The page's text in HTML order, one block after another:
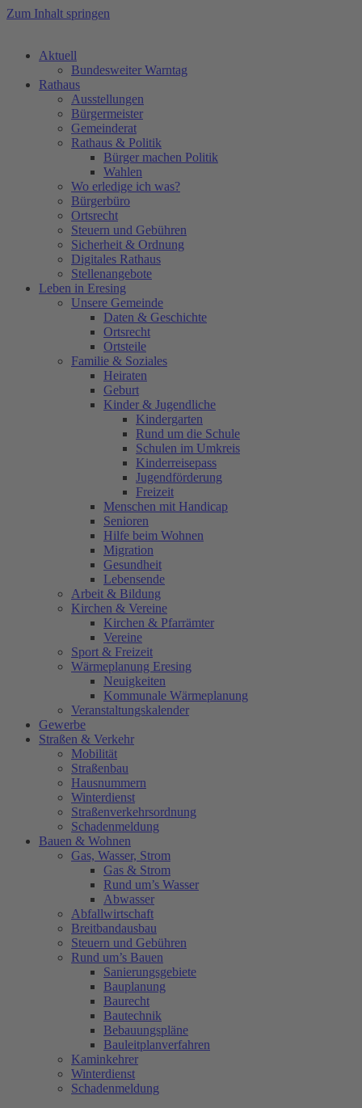
Zum Inhalt springen
Aktuell
Bundesweiter Warntag
Rathaus
Ausstellungen
Bürgermeister
Gemeinderat
Rathaus & Politik
Bürger machen Politik
Wahlen
Wo erledige ich was?
Bürgerbüro
Ortsrecht
Steuern und Gebühren
Sicherheit & Ordnung
Digitales Rathaus
Stellenangebote
Leben in Eresing
Unsere Gemeinde
Daten & Geschichte
Ortsrecht
Ortsteile
Familie & Soziales
Heiraten
Geburt
Kinder & Jugendliche
Kindergarten
Rund um die Schule
Schulen im Umkreis
Kinderreisepass
Jugendförderung
Freizeit
Menschen mit Handicap
Senioren
Hilfe beim Wohnen
Migration
Gesundheit
Lebensende
Arbeit & Bildung
Kirchen & Vereine
Kirchen & Pfarrämter
Vereine
Sport & Freizeit
Wärmeplanung Eresing
Neuigkeiten
Kommunale Wärmeplanung
Veranstaltungskalender
Gewerbe
Straßen & Verkehr
Mobilität
Straßenbau
Hausnummern
Winterdienst
Straßenverkehrsordnung
Schadenmeldung
Bauen & Wohnen
Gas, Wasser, Strom
Gas & Strom
Rund um’s Wasser
Abwasser
Abfallwirtschaft
Breitbandausbau
Steuern und Gebühren
Rund um’s Bauen
Sanierungsgebiete
Bauplanung
Baurecht
Bautechnik
Bebauungspläne
Bauleitplanverfahren
Kaminkehrer
Winterdienst
Schadenmeldung